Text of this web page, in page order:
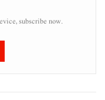
subscribe now.